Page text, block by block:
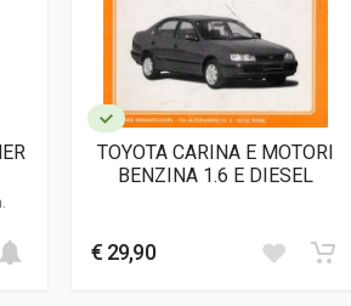
TOYOTA CARINA E MOTORI
BENZINA 1.6 E DIESEL
€ 29,90